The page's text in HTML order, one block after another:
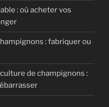
: où acheter vos
: fabriquer ou
de champignons :